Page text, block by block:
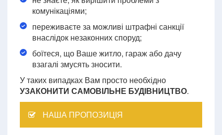
комунікаціями;
переживаєте за можливі штрафні санкції
внаслідок незаконних споруд;
боїтеся, що Ваше житло, гараж або дачу
взагалі змусять зносити.
У таких випадках Вам просто необхідно
УЗАКОНИТИ САМОВІЛЬНЕ БУДІВНИЦТВО.
НАША ПРОПОЗИЦІЯ